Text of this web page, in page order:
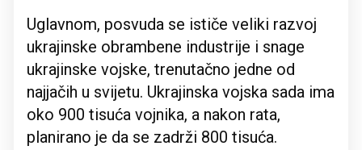
Uglavnom, posvuda se ističe veliki razvoj
ukrajinske obrambene industrije i snage
ukrajinske vojske, trenutačno jedne od
najjačih u svijetu. Ukrajinska vojska sada ima
oko 900 tisuća vojnika, a nakon rata,
planirano je da se zadrži 800 tisuća.